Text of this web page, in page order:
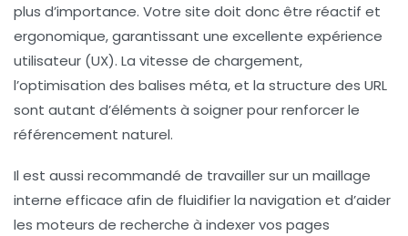
plus d’importance. Votre site doit donc être réactif et
ergonomique, garantissant une excellente expérience
utilisateur (UX). La vitesse de chargement,
l’optimisation des balises méta, et la structure des URL
sont autant d’éléments à soigner pour renforcer le
référencement naturel.
Il est aussi recommandé de travailler sur un maillage
interne efficace afin de fluidifier la navigation et d’aider
les moteurs de recherche à indexer vos pages